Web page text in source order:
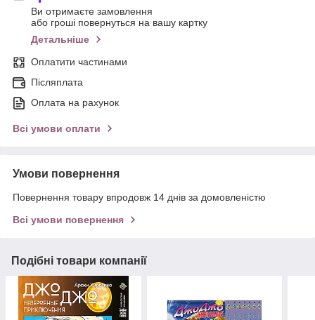
Ви отримаєте замовлення
або гроші повернуться на вашу картку
Детальніше
Оплатити частинами
Післяплата
Оплата на рахунок
Всі умови оплати
Умови повернення
Повернення товару впродовж 14 днів за домовленістю
Всі умови повернення
Подібні товари компанії